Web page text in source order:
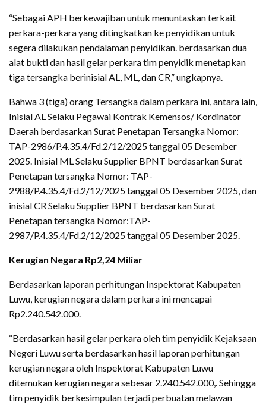
“Sebagai APH berkewajiban untuk menuntaskan terkait
perkara-perkara yang ditingkatkan ke penyidikan untuk
segera dilakukan pendalaman penyidikan. berdasarkan dua
alat bukti dan hasil gelar perkara tim penyidik menetapkan
tiga tersangka berinisial AL, ML, dan CR,” ungkapnya.
Bahwa 3 (tiga) orang Tersangka dalam perkara ini, antara lain,
Inisial AL Selaku Pegawai Kontrak Kemensos/ Kordinator
Daerah berdasarkan Surat Penetapan Tersangka Nomor:
TAP-2986/P.4.35.4/Fd.2/12/2025 tanggal 05 Desember
2025. Inisial ML Selaku Supplier BPNT berdasarkan Surat
Penetapan tersangka Nomor: TAP-
2988/P.4.35.4/Fd.2/12/2025 tanggal 05 Desember 2025, dan
inisial CR Selaku Supplier BPNT berdasarkan Surat
Penetapan tersangka Nomor:TAP-
2987/P.4.35.4/Fd.2/12/2025 tanggal 05 Desember 2025.
Kerugian Negara Rp2,24 Miliar
Berdasarkan laporan perhitungan Inspektorat Kabupaten
Luwu, kerugian negara dalam perkara ini mencapai
Rp2.240.542.000.
“Berdasarkan hasil gelar perkara oleh tim penyidik Kejaksaan
Negeri Luwu serta berdasarkan hasil laporan perhitungan
kerugian negara oleh Inspektorat Kabupaten Luwu
ditemukan kerugian negara sebesar 2.240.542.000,. Sehingga
tim penyidik berkesimpulan terjadi perbuatan melawan